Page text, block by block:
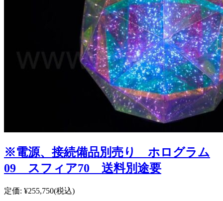
※電源、接続備品別売り ホログラム
09 スフィア70 送料別途要
定価: ¥255,750(税込)